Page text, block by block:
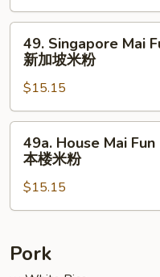
牛
米
Singapore
Mai
Fun
新
加
49. Singapore Mai
新加坡米粉
$15.15
House
Fun
本
米
49a. House Mai Fun
本楼米粉
$15.15
Pork